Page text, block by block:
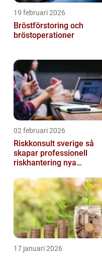
19 februari 2026
Bröstförstoring och
bröstoperationer
02 februari 2026
Riskkonsult sverige så
skapar professionell
riskhantering nya
17 januari 2026